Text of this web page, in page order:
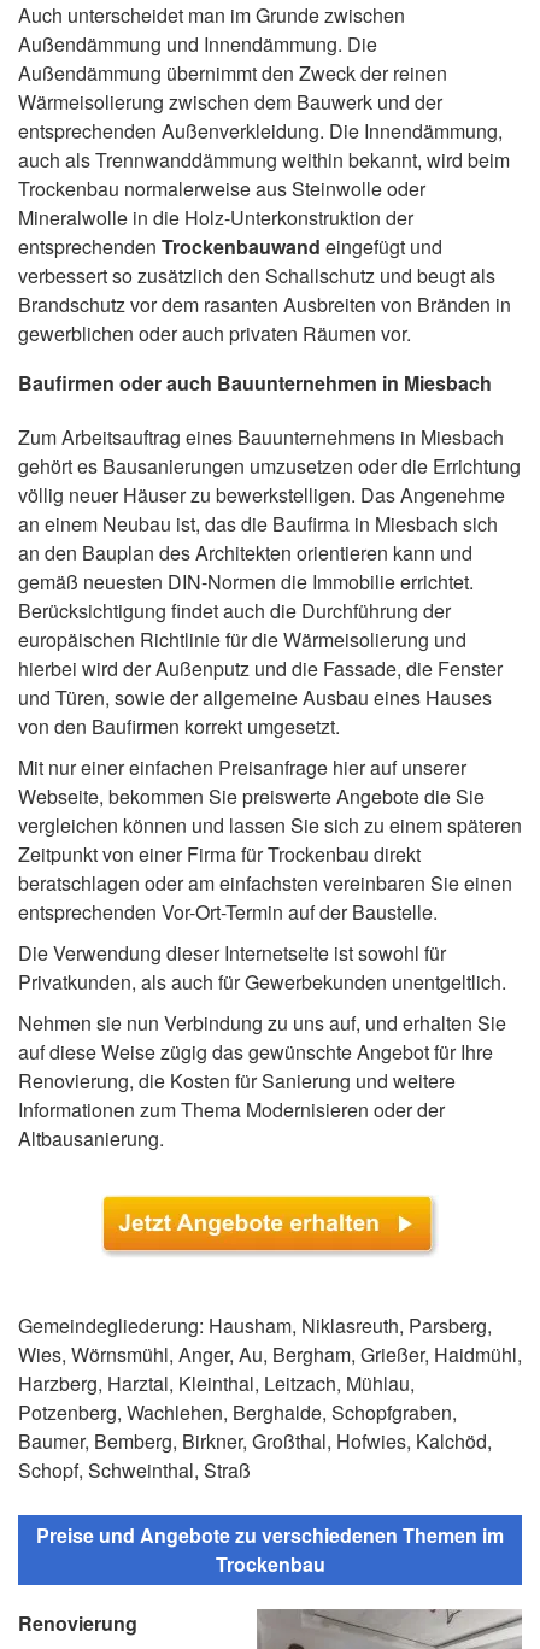
Auch unterscheidet man im Grunde zwischen
Außendämmung und Innendämmung. Die
Außendämmung übernimmt den Zweck der reinen
Wärmeisolierung zwischen dem Bauwerk und der
entsprechenden Außenverkleidung. Die Innendämmung,
auch als Trennwanddämmung weithin bekannt, wird beim
Trockenbau normalerweise aus Steinwolle oder
Mineralwolle in die Holz-Unterkonstruktion der
entsprechenden Trockenbauwand eingefügt und
verbessert so zusätzlich den Schallschutz und beugt als
Brandschutz vor dem rasanten Ausbreiten von Bränden in
gewerblichen oder auch privaten Räumen vor.
Baufirmen oder auch Bauunternehmen in Miesbach
Zum Arbeitsauftrag eines Bauunternehmens in Miesbach
gehört es Bausanierungen umzusetzen oder die Errichtung
völlig neuer Häuser zu bewerkstelligen. Das Angenehme
an einem Neubau ist, das die Baufirma in Miesbach sich
an den Bauplan des Architekten orientieren kann und
gemäß neuesten DIN-Normen die Immobilie errichtet.
Berücksichtigung findet auch die Durchführung der
europäischen Richtlinie für die Wärmeisolierung und
hierbei wird der Außenputz und die Fassade, die Fenster
und Türen, sowie der allgemeine Ausbau eines Hauses
von den Baufirmen korrekt umgesetzt.
Mit nur einer einfachen Preisanfrage hier auf unserer
Webseite, bekommen Sie preiswerte Angebote die Sie
vergleichen können und lassen Sie sich zu einem späteren
Zeitpunkt von einer Firma für Trockenbau direkt
beratschlagen oder am einfachsten vereinbaren Sie einen
entsprechenden Vor-Ort-Termin auf der Baustelle.
Die Verwendung dieser Internetseite ist sowohl für
Privatkunden, als auch für Gewerbekunden unentgeltlich.
Nehmen sie nun Verbindung zu uns auf, und erhalten Sie
auf diese Weise zügig das gewünschte Angebot für Ihre
Renovierung, die Kosten für Sanierung und weitere
Informationen zum Thema Modernisieren oder der
Altbausanierung.
Gemeindegliederung: Hausham, Niklasreuth, Parsberg,
Wies, Wörnsmühl, Anger, Au, Bergham, Grießer, Haidmühl,
Harzberg, Harztal, Kleinthal, Leitzach, Mühlau,
Potzenberg, Wachlehen, Berghalde, Schopfgraben,
Baumer, Bemberg, Birkner, Großthal, Hofwies, Kalchöd,
Schopf, Schweinthal, Straß
Preise und Angebote zu verschiedenen Themen im
Trockenbau
Renovierung